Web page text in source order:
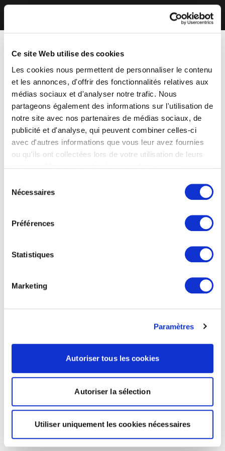
Ce site Web utilise des cookies
Les cookies nous permettent de personnaliser le contenu
et les annonces, d'offrir des fonctionnalités relatives aux
médias sociaux et d'analyser notre trafic. Nous
partageons également des informations sur l'utilisation de
notre site avec nos partenaires de médias sociaux, de
publicité et d'analyse, qui peuvent combiner celles-ci
avec d'autres informations que vous leur avez fournies
ou qu'ils ont collectées lors de votre utilisation de leurs
Nécessaires
Préférences
Statistiques
Marketing
Paramètres
Autoriser tous les cookies
Autoriser la sélection
Utiliser uniquement les cookies nécessaires